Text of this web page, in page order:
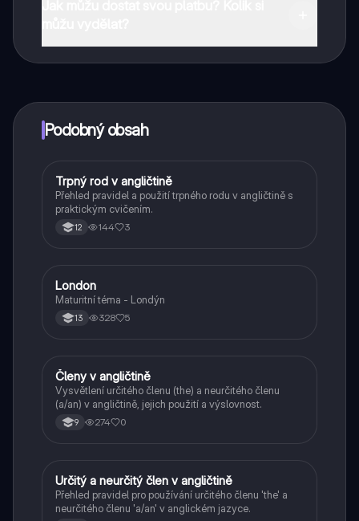
Podobný obsah
Angličtina
Trpný rod v angličtině
Přehled pravidel a použití trpného rodu v angličtině s
praktickým cvičením.
12 144 3
Angličtina
London
Maturitní téma - Londýn
13 328 5
Angličtina
Členy v angličtině
Vysvětlení určitého členu (the) a neurčitého členu
(a/an) v angličtině, jejich použití a výslovnost.
9 274 0
Angličtina
Určitý a neurčitý člen v angličtině
Přehled pravidel pro používání určitého členu 'the' a
neurčitého členu 'a/an' v anglickém jazyce.